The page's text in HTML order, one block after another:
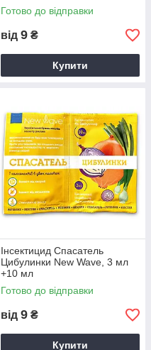
Готово до відправки
від 9 ₴
Купити
Інсектицид Спасатель
Цибулинки New Wave, 3 мл
+10 мл
Готово до відправки
від 9 ₴
Купити